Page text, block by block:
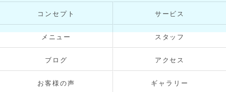
コンセプト サービス
メニュー スタッフ
ブログ アクセス
お客様の声 ギャラリー